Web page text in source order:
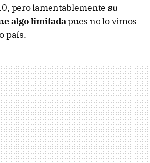
pero lamentablemente su
algo limitadapues no lo vimos
país.